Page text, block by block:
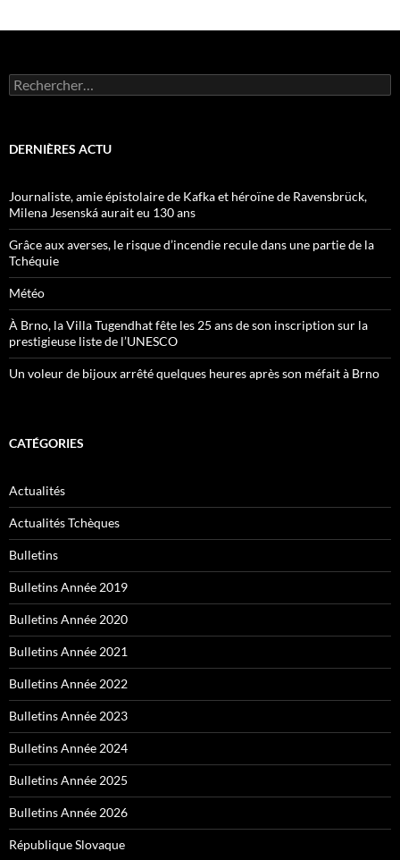
Rechercher :
DERNIÈRES ACTU
Journaliste, amie épistolaire de Kafka et héroïne de Ravensbrück,
Milena Jesenská aurait eu 130 ans
Grâce aux averses, le risque d’incendie recule dans une partie de la
Tchéquie
Météo
À Brno, la Villa Tugendhat fête les 25 ans de son inscription sur la
prestigieuse liste de l’UNESCO
Un voleur de bijoux arrêté quelques heures après son méfait à Brno
CATÉGORIES
Actualités
Actualités Tchèques
Bulletins
Bulletins Année 2019
Bulletins Année 2020
Bulletins Année 2021
Bulletins Année 2022
Bulletins Année 2023
Bulletins Année 2024
Bulletins Année 2025
Bulletins Année 2026
République Slovaque